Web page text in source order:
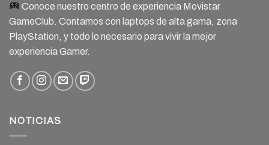
Conoce nuestro centro de experiencia Movistar
GameClub. Contamos con laptops de alta gama, zona
PlayStation, y todo lo necesario para vivir la mejor
experiencia Gamer.
NOTICIAS